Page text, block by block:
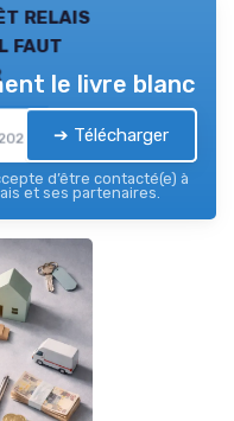
relais
faut
le livre blanc
➔ Télécharger
d’être contacté(e) à
et ses partenaires.